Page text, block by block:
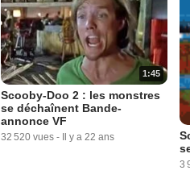
1:45
Scooby-Doo 2 : les monstres
se déchaînent Bande-
annonce VF
32 520 vues - Il y a 22 ans
3